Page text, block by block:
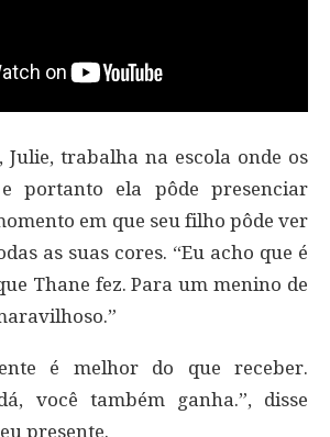
Julie, trabalha na escola onde os
portanto ela pôde presenciar
em que seu filho pôde ver
as suas cores. “Eu acho que é
Thane fez. Para um menino de
é melhor do que receber.
você também ganha.”, disse
presente.